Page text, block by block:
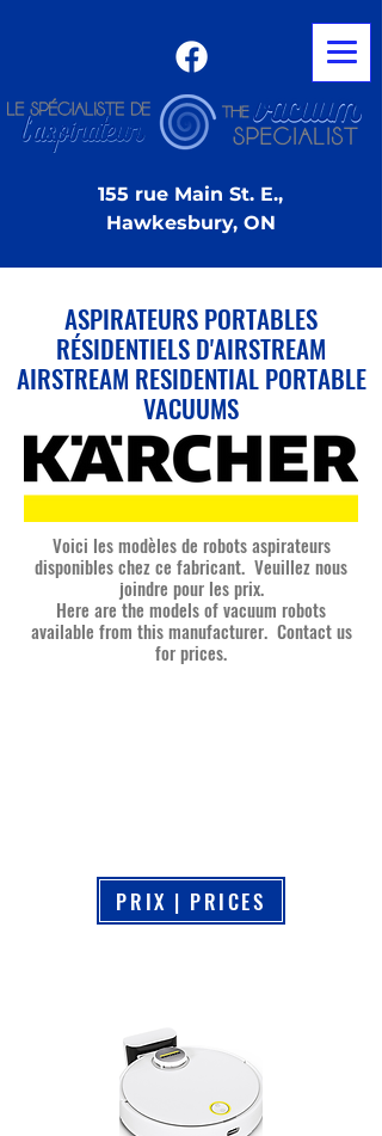
155 rue Main St. E.,
Hawkesbury, ON
ASPIRATEURS PORTABLES
RÉSIDENTIELS D'AIRSTREAM
AIRSTREAM RESIDENTIAL PORTABLE
VACUUMS
Voici les modèles de robots aspirateurs
disponibles chez ce fabricant. Veuillez nous
joindre pour les prix.
Here are the models of vacuum robots
available from this manufacturer. Contact us
for prices.
PRIX | PRICES